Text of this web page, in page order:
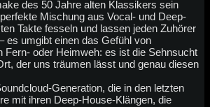
des 50 Jahre alten Klassikers sein
Mischung aus Vocal- und Deep-
Takte fesseln und lassen jeden Zuhörer
es umgibt einen das Gefühl von
Fern- oder Heimweh: es ist die Sehnsucht
der uns träumen lässt und genau diesen
Generation, die in den letzten
mit ihren Deep-House-Klängen, die